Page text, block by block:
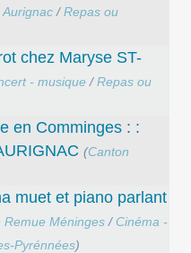
/Repas ou
chez Maryse ST-
- musique /Repas ou
en Comminges : :
(Canton
muet et piano parlant
Remue Méninges / Cinéma -
Pyrénnées)